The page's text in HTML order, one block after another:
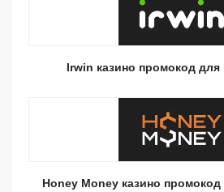
Irwin казино промокод для
Honey Money казино